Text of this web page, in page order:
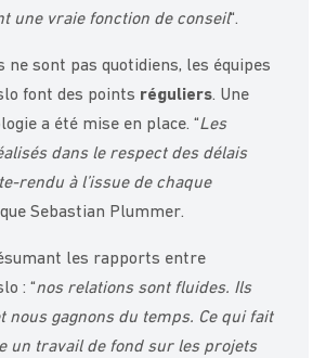
une vraie fonction de conseil“.
ne sont pas quotidiens, les équipes
font des points réguliers. Une
a été mise en place. “Les
dans le respect des délais
rendu à l’issue de chaque
Sebastian Plummer.
les rapports entre
: “nos relations sont fluides. Ils
nous gagnons du temps. Ce qui fait
un travail de fond sur les projets